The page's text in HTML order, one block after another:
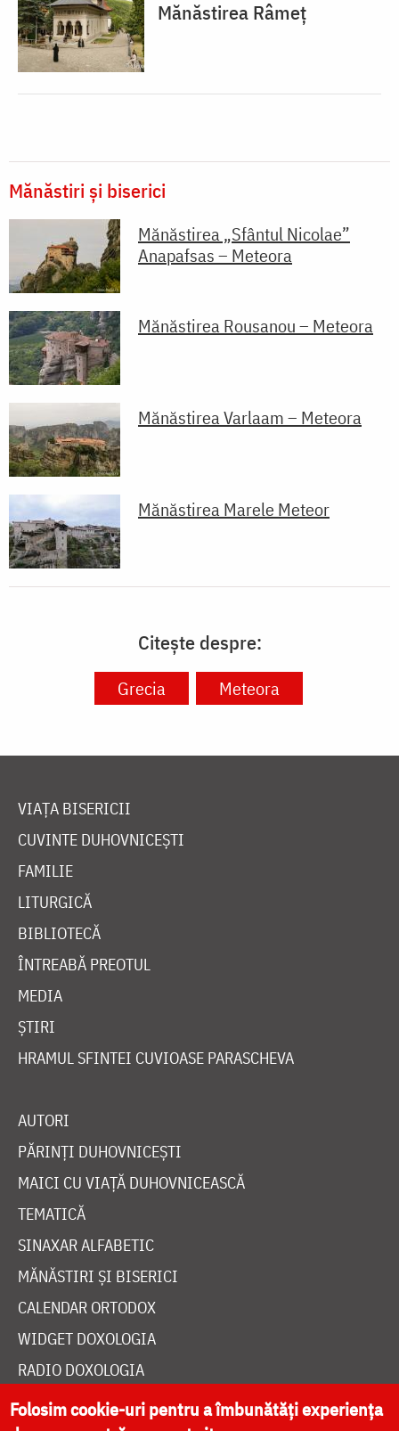
Mănăstirea Râmeț
Mănăstiri și biserici
Mănăstirea „Sfântul Nicolae”
Anapafsas – Meteora
Mănăstirea Rousanou – Meteora
Mănăstirea Varlaam – Meteora
Mănăstirea Marele Meteor
Citește despre:
Grecia Meteora
VIAȚA BISERICII
CUVINTE DUHOVNICEȘTI
FAMILIE
LITURGICĂ
BIBLIOTECĂ
ÎNTREABĂ PREOTUL
MEDIA
ȘTIRI
HRAMUL SFINTEI CUVIOASE PARASCHEVA
AUTORI
PĂRINȚI DUHOVNICEȘTI
MAICI CU VIAȚĂ DUHOVNICEASCĂ
TEMATICĂ
SINAXAR ALFABETIC
MĂNĂSTIRI ȘI BISERICI
CALENDAR ORTODOX
WIDGET DOXOLOGIA
RADIO DOXOLOGIA
Folosim cookie-uri pentru a îmbunătăți experiența